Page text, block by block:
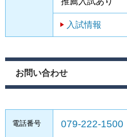
入試情報
お問い合わせ
電話番号 079-222-1500